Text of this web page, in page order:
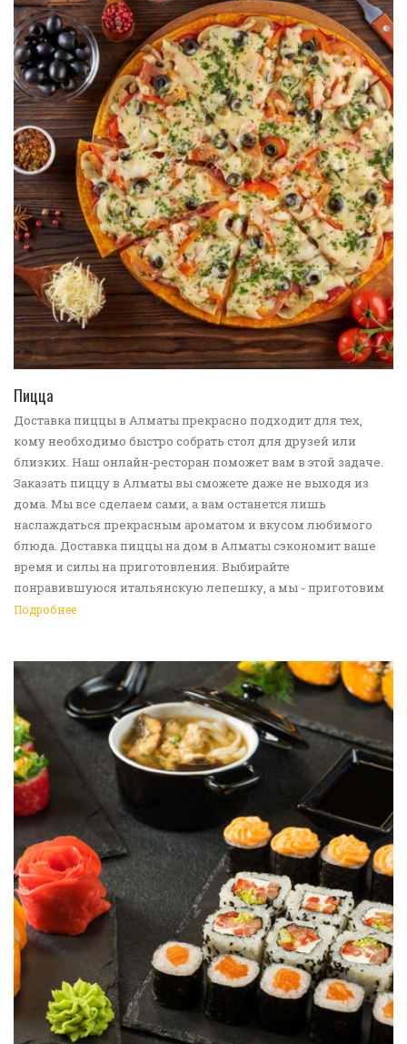
Пицца
Доставка пиццы в Алматы прекрасно подходит для тех,
кому необходимо быстро собрать стол для друзей или
близких. Наш онлайн-ресторан поможет вам в этой задаче.
Заказать пиццу в Алматы вы сможете даже не выходя из
дома. Мы все сделаем сами, а вам останется лишь
наслаждаться прекрасным ароматом и вкусом любимого
блюда. Доставка пиццы на дом в Алматы сэкономит ваше
время и силы на приготовления. Выбирайте
понравившуюся итальянскую лепешку, а мы - приготовим
ее в лучших традициях. Доставка еды в Алматы -
Подробнее